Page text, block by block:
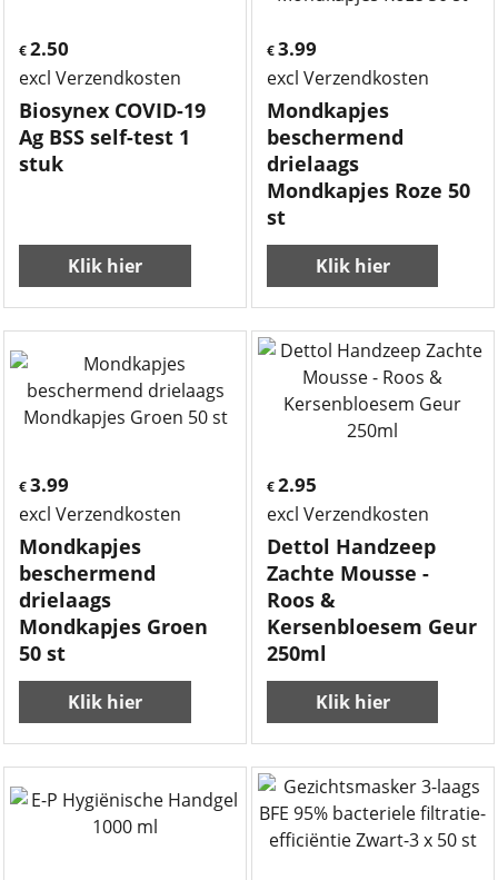
€ 2.50
excl Verzendkosten
Biosynex COVID-19
Ag BSS self-test 1
stuk
Klik hier
€3.99
excl Verzendkosten
Mondkapjes
beschermend
drielaags
Mondkapjes Roze 50
st
Klik hier
€ 3.99
excl Verzendkosten
Mondkapjes
beschermend
drielaags
Mondkapjes Groen
50 st
Klik hier
€2.95
excl Verzendkosten
Dettol Handzeep
Zachte Mousse -
Roos &
Kersenbloesem Geur
250ml
Klik hier